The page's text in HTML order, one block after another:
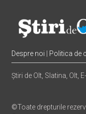
Despre noi Politica de
Știri de Olt, Slatina, Olt,
©Toate drepturile